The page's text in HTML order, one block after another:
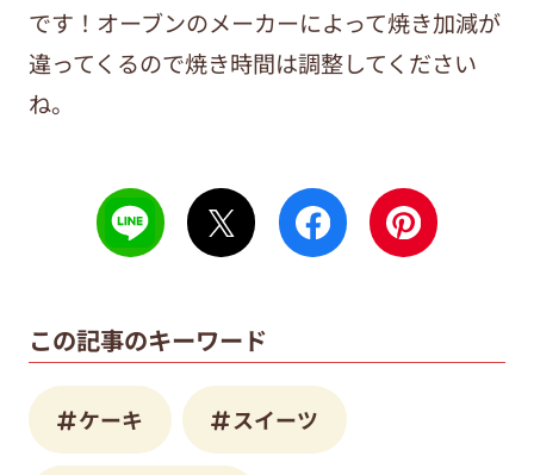
です！オーブンのメーカーによって焼き加減が
違ってくるので焼き時間は調整してください
ね。
この記事のキーワード
ケーキ スイーツ